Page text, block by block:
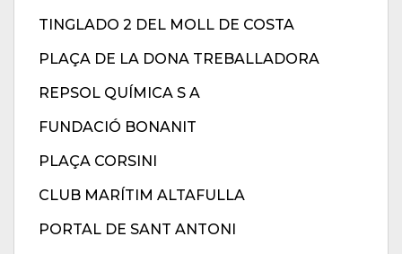
TINGLADO 2 DEL MOLL DE COSTA
PLAÇA DE LA DONA TREBALLADORA
REPSOL QUÍMICA S A
FUNDACIÓ BONANIT
PLAÇA CORSINI
CLUB MARÍTIM ALTAFULLA
PORTAL DE SANT ANTONI